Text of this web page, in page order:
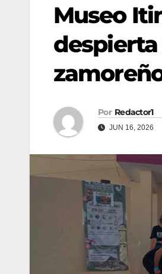
Museo
Por Redactor1
JUN 16, 2026